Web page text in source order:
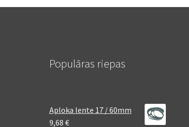
Populāras riepas
Aploka lente 17 / 60mm
9,68 €